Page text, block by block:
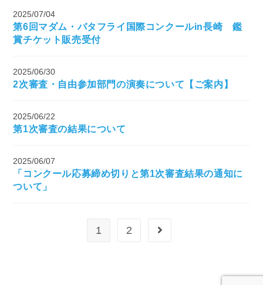
2025/07/04
第6回マダム・バタフライ国際コンクールin長崎 鑑
賞チケット販売受付
2025/06/30
2次審査・自由参加部門の演奏について【ご案内】
2025/06/22
第1次審査の結果について
2025/06/07
「コンクール応募締め切りと第1次審査結果の通知に
ついて」
1 2